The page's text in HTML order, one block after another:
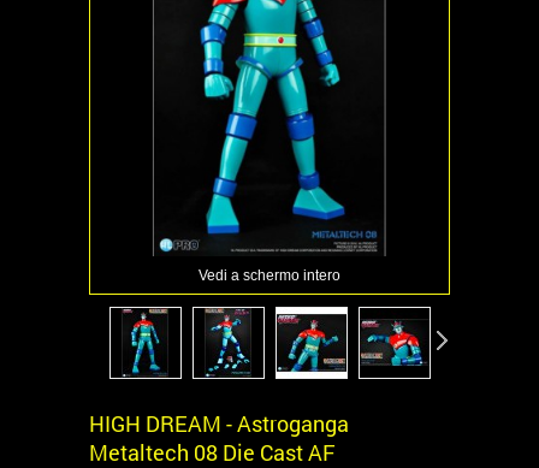
Vedi a schermo intero
HIGH DREAM - Astroganga
Metaltech 08 Die Cast AF